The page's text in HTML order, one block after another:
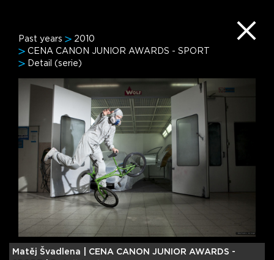
Past years
2010
CENA CANON JUNIOR AWARDS - SPORT
Detail (serie)
Matěj Švadlena | CENA CANON JUNIOR AWARDS -